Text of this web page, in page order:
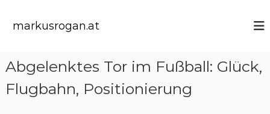
markusrogan.at
Abgelenktes Tor im Fußball: Glück,
Flugbahn, Positionierung